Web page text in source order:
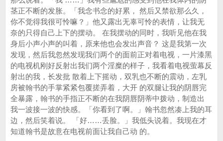
茎正不断的发胀。「我念书念的好累， 然后又禁欲那么久，
你不觉得我很可怜嘛？」他又露出无辜可怜的表情，让我无
奈的只得自己上下的摆动。 在我摆动的同时，我听见他在我
身后小声小声的叫着，原来他也会发出声音？ 这是我第一次
发现，然后我忽然发现我们两个的面前正对着电视，一片漆黑
的电视机刚好反射出我们两个淫糜的样子，我看着电视萤幕反
射出的我，长发批 散着上下摇动，双乳也不断的震动，左乳
房被翰书的手掌紧紧包覆搓弄着，大开 的双腿让我的阴唇完
全暴露，翰书的手指正不断的在我阴唇阴蒂中拨动，制造出
我一波接一波的快感。「你看到了啊。」翰书忽然凑上我的耳
边，然后笑着说。 「好……丢脸。」我低头说着。我现在才
知道翰书是故意在电视前面让我自己动 的。